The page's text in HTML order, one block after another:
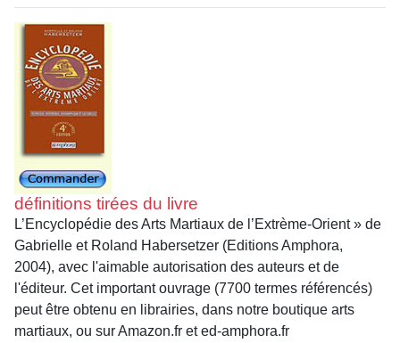
définitions tirées du livre
L’Encyclopédie des Arts Martiaux de l’Extrème-Orient » de
Gabrielle et Roland Habersetzer (Editions Amphora,
2004), avec l'aimable autorisation des auteurs et de
l'éditeur. Cet important ouvrage (7700 termes référencés)
peut être obtenu en librairies, dans notre boutique arts
martiaux, ou sur Amazon.fr et ed-amphora.fr